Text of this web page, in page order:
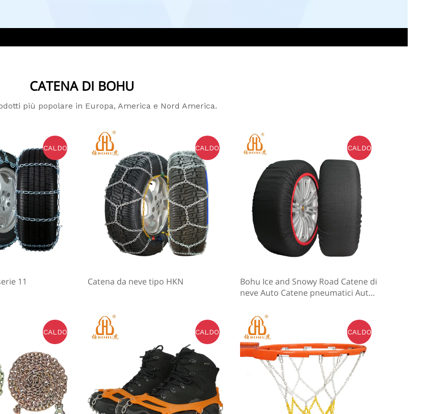
CATENA DI BOHU
più popolare in Europa, America e Nord America.
CALDO
11
CALDO
Catena da neve tipo HKN
CALDO
Bohu Ice and Snowy Road Catene di
neve Auto Catene pneumatici Auto
iaccio Pneumatici Snow Catene di e
mergenza Strumenti di emergenza
CALDO CALDO CALDO